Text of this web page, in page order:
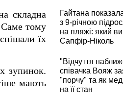
складна
Саме тому
їх
зупинок.
мають
Гайтана
з 9-річною
на пляжі: який
Сапфір-Ніколь
"Відчуття
співачка Вояж
"порчу" та як
на її стан